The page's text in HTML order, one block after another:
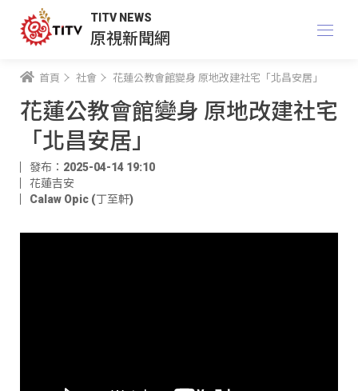
TITV NEWS
原視新聞網
首頁 社會 花蓮公教會館變身 原地改建社宅「北昌安居」
花蓮公教會館變身 原地改建社宅
「北昌安居」
發布：2025-04-14 19:10
花蓮吉安
Calaw Opic (丁至軒)